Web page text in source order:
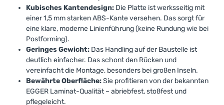
Kubisches Kantendesign: Die Platte ist werksseitig mit
einer 1,5 mm starken ABS-Kante versehen. Das sorgt für
eine klare, moderne Linienführung (keine Rundung wie bei
Postforming).
Geringes Gewicht: Das Handling auf der Baustelle ist
deutlich einfacher. Das schont den Rücken und
vereinfacht die Montage, besonders bei großen Inseln.
Bewährte Oberfläche:Sie profitieren von der bekannten
EGGER Laminat-Qualität – abriebfest, stoßfest und
pflegeleicht.